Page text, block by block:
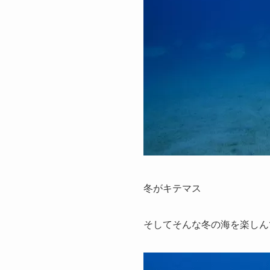
冬がキテマス
そしてそんな冬の海を楽し